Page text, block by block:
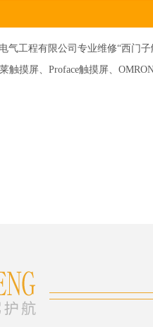
程有限公司专业维修“西门子
触摸屏、Proface触摸屏、